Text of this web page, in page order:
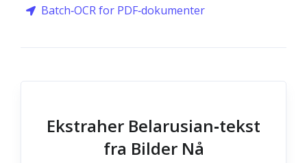
Batch‑OCR for PDF‑dokumenter
Ekstraher Belarusian‑tekst
fra Bilder Nå